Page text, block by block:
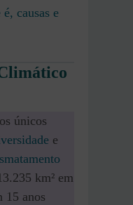
causas e
únicos
e
km² em
15 anos